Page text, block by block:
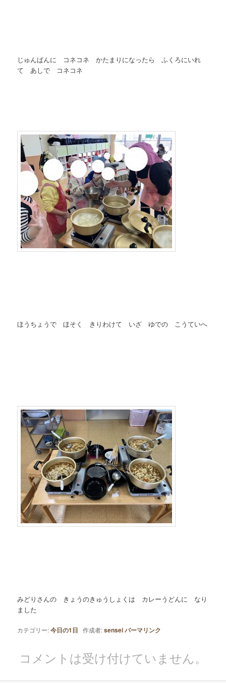
じゅんばんに コネコネ かたまりになったら ふくろにいれ
て あしで コネコネ
ほうちょうで ほそく きりわけて いざ ゆでの こうていへ
みどりさんの きょうのきゅうしょくは カレーうどんに なり
ました
カテゴリー:今日の1日 作成者:senseiパーマリンク
コメントは受け付けていません。